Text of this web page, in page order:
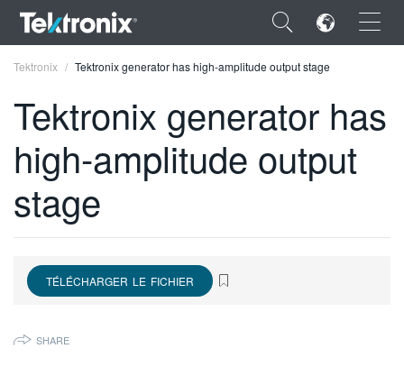
×
ENGLISH
FRANÇAIS
VIỆT NAM
Tektronix Tektronix generator has high-amplitude output stage
Tektronix generator has
high-amplitude output
stage
TÉLÉCHARGER LE FICHIER
SHARE